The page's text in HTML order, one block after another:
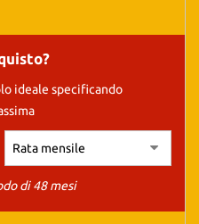
ideale specificando
di 48 mesi